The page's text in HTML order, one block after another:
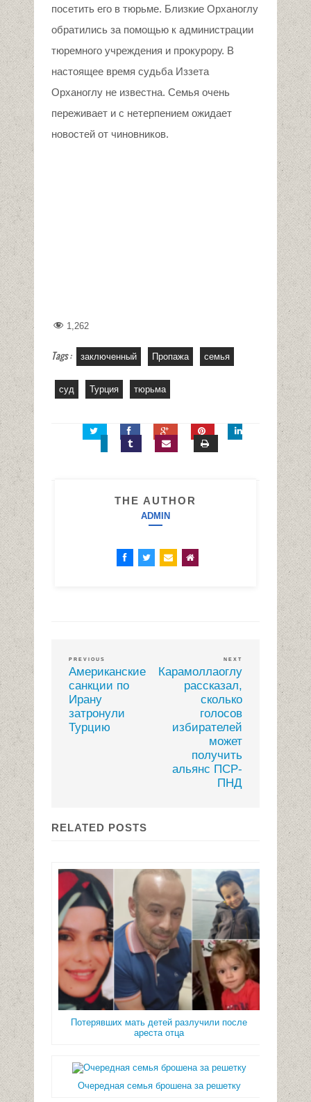
посетить его в тюрьме. Близкие Орханоглу
обратились за помощью к администрации
тюремного учреждения и прокурору. В
настоящее время судьба Иззета
Орханоглу не известна. Семья очень
переживает и с нетерпением ожидает
новостей от чиновников.
1,262
Tags : заключенный Пропажа семья
суд Турция тюрьма
THE AUTHOR
ADMIN
PREVIOUS
Американские
санкции по
Ирану
затронули
Турцию
NEXT
Карамоллаоглу
рассказал,
сколько
голосов
избирателей
может
получить
альянс ПСР-
ПНД
RELATED POSTS
Потерявших мать детей разлучили после
ареста отца
Очередная семья брошена за решетку